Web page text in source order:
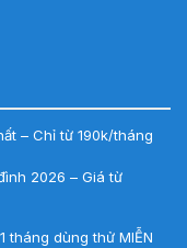
– Chỉ từ 190k/tháng
2026 – Giá từ
tháng dùng thử MIỄN